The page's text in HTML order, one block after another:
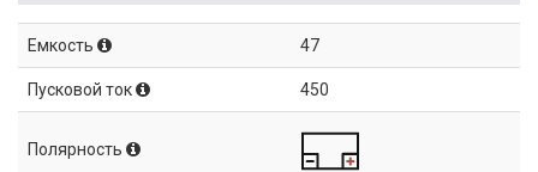
Емкость 47
Пусковой ток 450
Полярность